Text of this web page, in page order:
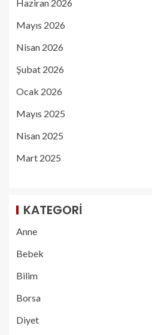
Haziran 2026
Mayıs 2026
Nisan 2026
Şubat 2026
Ocak 2026
Mayıs 2025
Nisan 2025
Mart 2025
KATEGORI
Anne
Bebek
Bilim
Borsa
Diyet